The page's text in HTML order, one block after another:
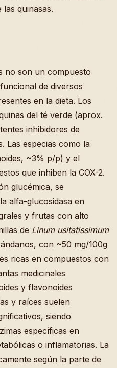
las quinasas.
no son un compuesto
de diversos
en la dieta. Los
del té verde (aprox.
inhibidores de
Las especias como la
~3% p/p) y el
que inhiben la COX-2.
glucémica, se
alfa-glucosidasa en
y frutas con alto
de Linum usitatissimum
con ~50 mg/100g
ricas en compuestos con
medicinales
y flavonoides
y raíces suelen
siendo
específicas en
o inflamatorias. La
según la parte de